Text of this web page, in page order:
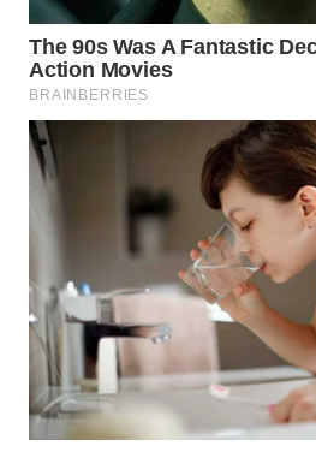
SIMALUNGUN
WN
LABUHANBATU
WN DELI
SERDANG
TEBING
TINGGI